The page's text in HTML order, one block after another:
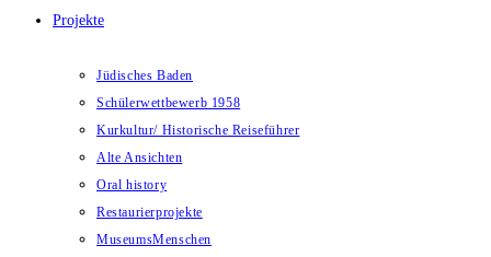
Projekte
Jüdisches Baden
Schülerwettbewerb 1958
Kurkultur/ Historische Reiseführer
Alte Ansichten
Oral history
Restaurierprojekte
MuseumsMenschen